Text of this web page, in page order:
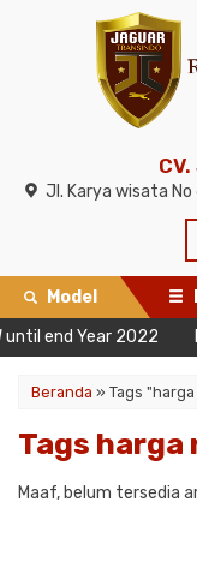
Jl. Karya wisata
Model
until end Year 2022
Beranda » Tags
Tags
Maaf, belum tersedia